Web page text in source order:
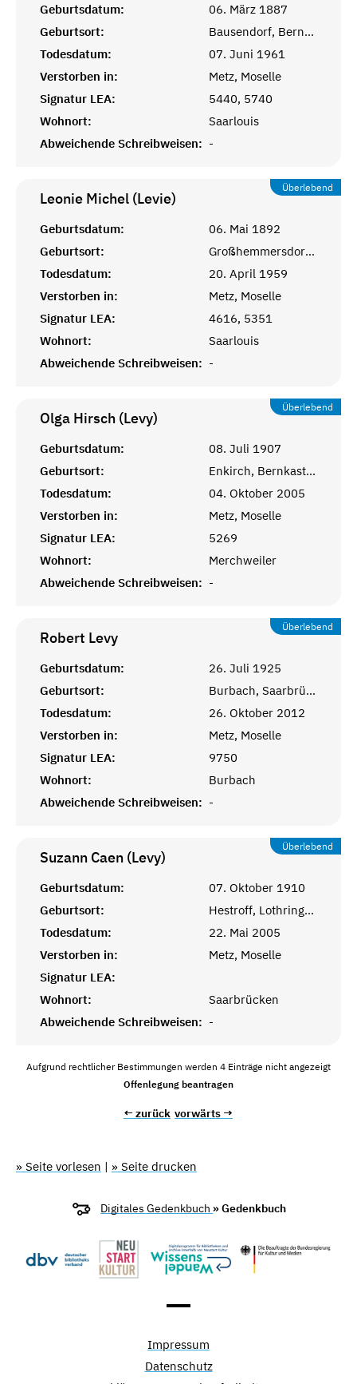
Geburtsdatum:
06. März 1887
Geburtsort:
Bausendorf, Bernkastel-Wittlich
Todesdatum:
07. Juni 1961
Verstorben in:
Metz, Moselle
Signatur LEA:
5440, 5740
Wohnort:
Saarlouis
Abweichende Schreibweisen: -
Überlebend
Leonie Michel (Levie)
Geburtsdatum:
06. Mai 1892
Geburtsort:
Großhemmersdorf, Saarlouis
Todesdatum:
20. April 1959
Verstorben in:
Metz, Moselle
Signatur LEA:
4616, 5351
Wohnort:
Saarlouis
Abweichende Schreibweisen: -
Überlebend
Olga Hirsch (Levy)
Geburtsdatum:
08. Juli 1907
Geburtsort:
Enkirch, Bernkastel-Wittlich
Todesdatum:
04. Oktober 2005
Verstorben in:
Metz, Moselle
Signatur LEA:
5269
Wohnort:
Merchweiler
Abweichende Schreibweisen: -
Überlebend
Robert Levy
Geburtsdatum:
26. Juli 1925
Geburtsort:
Burbach, Saarbrücken
Todesdatum:
26. Oktober 2012
Verstorben in:
Metz, Moselle
Signatur LEA:
9750
Wohnort:
Burbach
Abweichende Schreibweisen: -
Überlebend
Suzann Caen (Levy)
Geburtsdatum:
07. Oktober 1910
Geburtsort:
Hestroff, Lothringen
Todesdatum:
22. Mai 2005
Verstorben in:
Metz, Moselle
Signatur LEA:
Wohnort:
Saarbrücken
Abweichende Schreibweisen: -
Aufgrund rechtlicher Bestimmungen werden 4 Einträge nicht angezeigt
Offenlegung beantragen
← zurück vorwärts →
» Seite vorlesen | » Seite drucken
Digitales Gedenkbuch » Gedenkbuch
Impressum
Datenschutz